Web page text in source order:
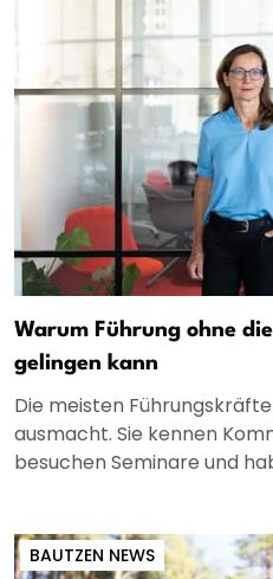
Warum Führung ohne
gelingen kann
Die meisten
ausmacht. Sie kennen
besuchen Seminare und
BAUTZEN NEWS